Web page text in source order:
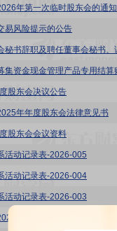
年第一次临时股东会的通知
易风险提示的公告
秘书辞职及聘任董事会秘书
集资金现金管理产品专用结算
股东会决议公告
年年度股东会法律意见书
股东会会议资料
活动记录表-2026-005
活动记录表-2026-004
活动记录表-2026-003
年年度股东会的通知